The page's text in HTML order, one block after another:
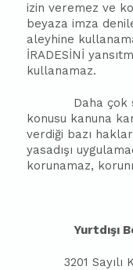
izin veremez ve
beyaza imza
aleyhine
İRADESİNİ
kullanamaz.
Daha çok
konusu kanuna
verdiği bazı
yasadışı
korunamaz,
Yurtdışı
3201 Sayılı